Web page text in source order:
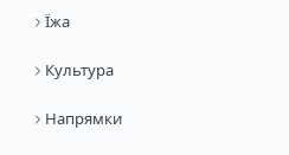
Їжа
Культура
Напрямки